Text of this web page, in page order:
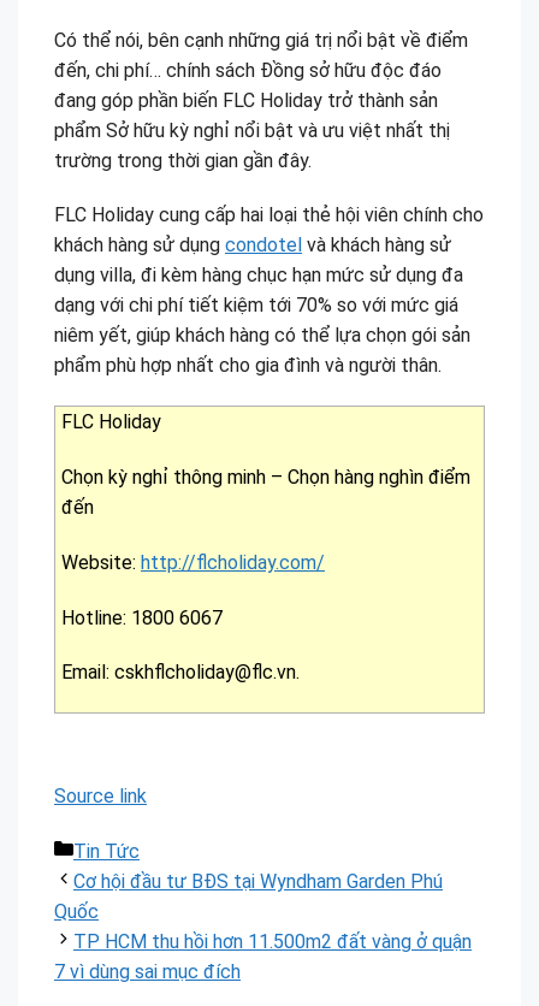
Có thể nói, bên cạnh những giá trị nổi bật về điểm
đến, chi phí… chính sách Đồng sở hữu độc đáo
đang góp phần biến FLC Holiday trở thành sản
phẩm Sở hữu kỳ nghỉ nổi bật và ưu việt nhất thị
trường trong thời gian gần đây.
FLC Holiday cung cấp hai loại thẻ hội viên chính cho
khách hàng sử dụng condotel và khách hàng sử
dụng villa, đi kèm hàng chục hạn mức sử dụng đa
dạng với chi phí tiết kiệm tới 70% so với mức giá
niêm yết, giúp khách hàng có thể lựa chọn gói sản
phẩm phù hợp nhất cho gia đình và người thân.
FLC Holiday
Chọn kỳ nghỉ thông minh – Chọn hàng nghìn điểm
đến
Website: http://flcholiday.com/
Hotline: 1800 6067
Email: cskhflcholiday@flc.vn.
Source link
Danh
mục
Tin Tức
Cơ hội đầu tư BĐS tại Wyndham Garden Phú
Quốc
TP HCM thu hồi hơn 11.500m2 đất vàng ở quận
7 vì dùng sai mục đích